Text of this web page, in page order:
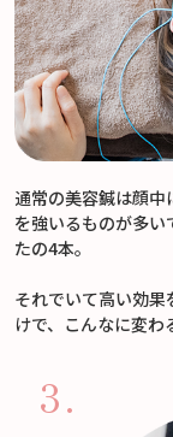
通常の美容鍼は顔
を強いるものが多
たの4本。
それでいて高い効
けで、こんなに変わ